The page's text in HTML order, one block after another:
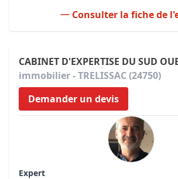
Consulter la fiche de
CABINET D'EXPERTISE DU SUD
immobilier - TRELISSAC (24750)
Demander un devis
Expert